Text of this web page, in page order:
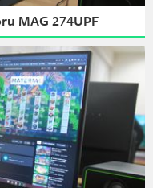
MAG 274UPF